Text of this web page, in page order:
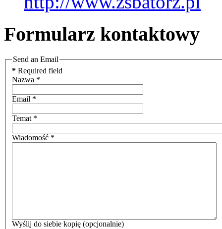
Formularz kontaktowy
Send an Email
* Required field
Nazwa *
Email *
Temat *
Wiadomość *
Wyślij do siebie kopię (opcjonalnie)